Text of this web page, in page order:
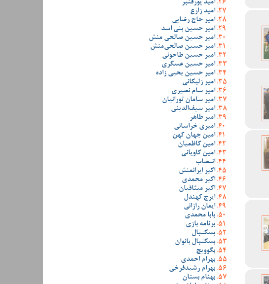
امید پورقنبر
امید زارع
امیر حاج رضایی
امیر حسین بنی اسد
امیر حسین صالحی منش
امیر حسین صالحی‌منش
امیر حسین طاحونی
امیر حسین عسگری
امیر حسین یحیی زاده
امیر زلیکانی
امیر سام نصیری
امیر سامان تورانیان
امیر سیف‌الدینی
امیر طاهر
امیری خراسانی
امین جهان کهن
امین کاظمیان
امین کاویانی
انتصاب
اکبر ایرانمنش
اکبر محمدی
اکبر میثاقیان
ایرج کهندل
ایمان رازانی
بابا محمدی
برنامه بازی
بسکتبال
بسکتبال بانوان
بگوویچ
بهرام احمدی
بهرام رشیدفرخی
بهنام بستان